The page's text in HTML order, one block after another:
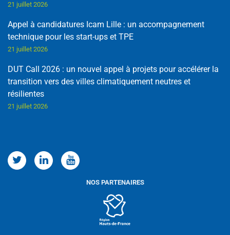
21 juillet 2026
Appel à candidatures Icam Lille : un accompagnement
technique pour les start-ups et TPE
21 juillet 2026
DUT Call 2026 : un nouvel appel à projets pour accélérer la
transition vers des villes climatiquement neutres et
résilientes
21 juillet 2026